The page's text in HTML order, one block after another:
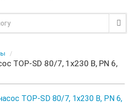
TOP-SD 80/7, 1х230 В, PN 6,